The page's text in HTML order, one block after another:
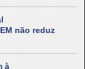
não reduz
à